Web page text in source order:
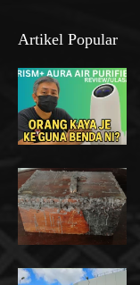
Artikel Popular